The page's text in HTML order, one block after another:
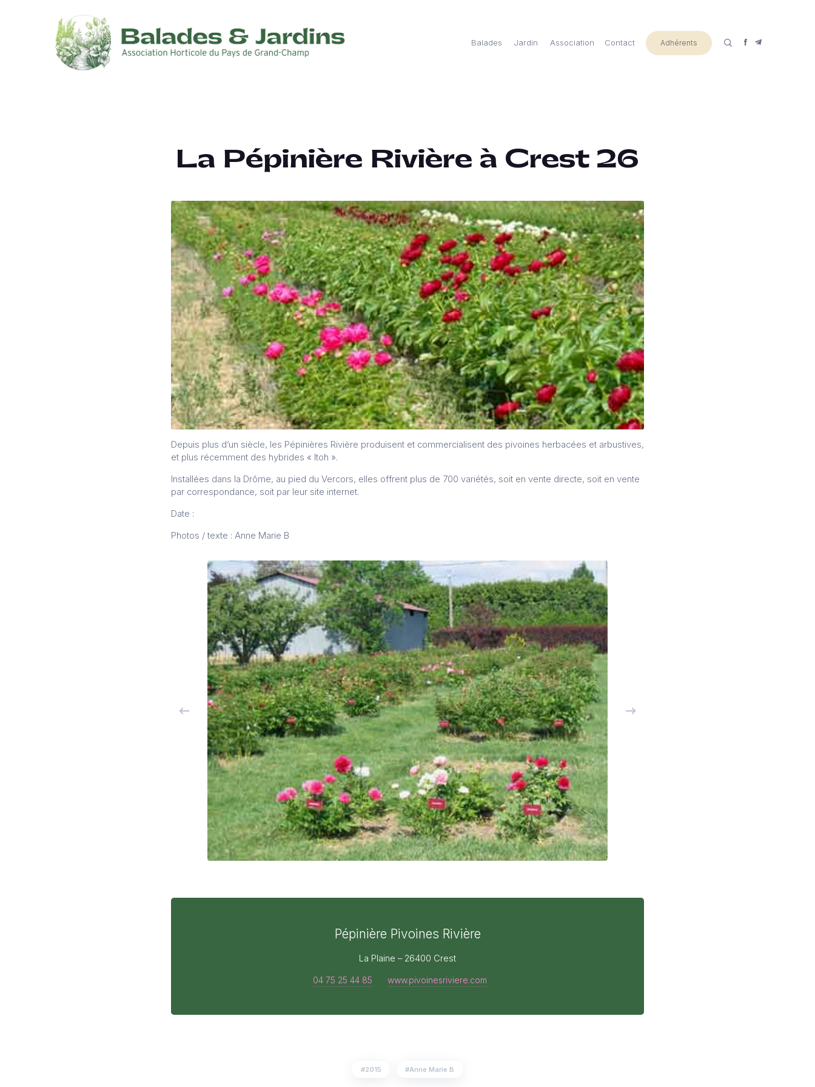
Balades Jardin Association Adhérents
Contact
La Pépinière Rivière à Crest 26
Depuis plus d’un siècle, les Pépinières Rivière produisent et commercialisent des pivoines herbacées et arbustives,
et plus récemment des hybrides « Itoh ».
Installées dans la Drôme, au pied du Vercors, elles offrent plus de 700 variétés, soit en vente directe, soit en vente
par correspondance, soit par leur site internet.
Date :
Photos / texte : Anne Marie B
Pépinière Pivoines Rivière
La Plaine – 26400 Crest
04 75 25 44 85 www.pivoinesriviere.com
2015 Anne Marie B